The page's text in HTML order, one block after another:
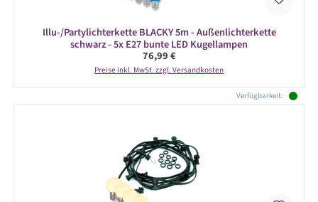
Illu-/Partylichterkette BLACKY 5m - Außenlichterkette
schwarz - 5x E27 bunte LED Kugellampen
Regulärer Preis:
76,99 €
Preise inkl. MwSt. zzgl. Versandkosten
Verfügbarkeit: